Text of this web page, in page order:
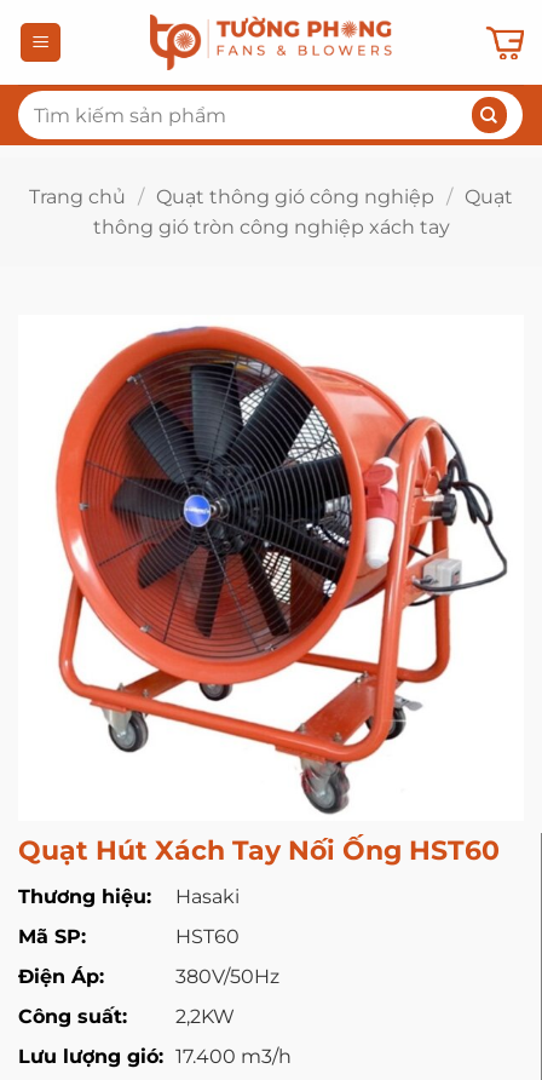
qua
dung
Tìm
kiếm:
Trang chủ / Quạt thông gió công nghiệp / Quạt
thông gió tròn công nghiệp xách tay
Quạt Hút Xách Tay Nối Ống HST60
Thương hiệu:
Hasaki
Mã SP:
HST60
Điện Áp:
380V/50Hz
Công suất:
2,2KW
Lưu lượng gió: 17.400 m3/h